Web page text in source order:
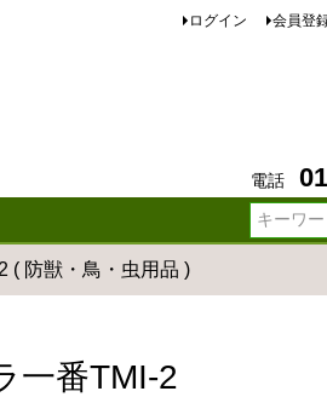
ログイン 会員登
電話
( 防獣・鳥・虫用品 )
一番TMI-2